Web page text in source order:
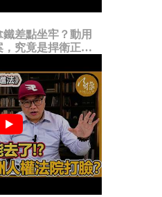
差點坐牢？動用
究竟是捍衛正義